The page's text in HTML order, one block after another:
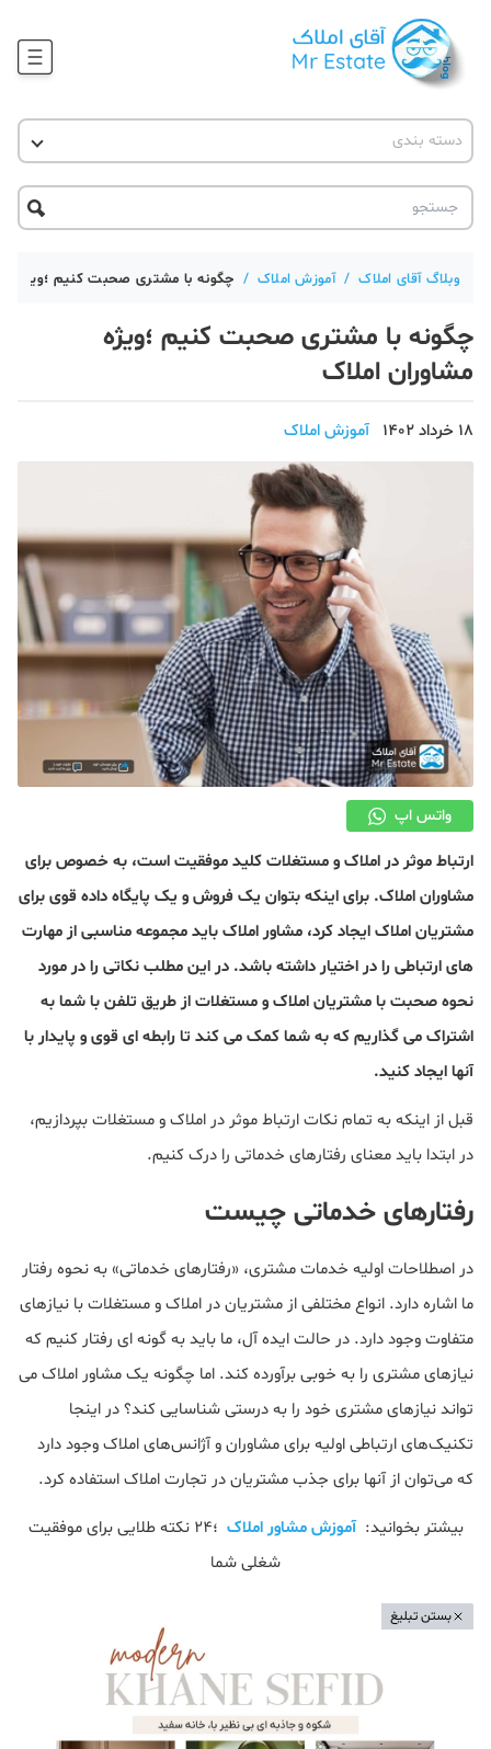
آموزش املاک
حقوقی
آکادمی
دسته بندی
آقای مشاور املاک
آکادمی آقای املاک
آموزش املاک
آموزش پلتفرم آقای املاک
اخبار مسکن
تحلیل مسکن
صنعت ساختمان
معماری
ملکی
همایش و نمایشگاه
وبلاگ آقای املاک / آموزش املاک / چگونه با مشتری صحبت کنیم ؛ویژه
چگونه با مشتری صحبت کنیم ؛ویژه
مشاوران املاک
18 خرداد 1402 آموزش املاک
واتس اپ
ارتباط موثر در املاک و مستغلات کلید موفقیت است، به خصوص برای
مشاوران املاک. برای اینکه بتوان یک فروش و یک پایگاه داده قوی برای
مشتریان املاک ایجاد کرد، مشاور املاک باید مجموعه مناسبی از مهارت
های ارتباطی را در اختیار داشته باشد. در این مطلب نکاتی را در مورد
نحوه صحبت با مشتریان املاک و مستغلات از طریق تلفن با شما به
اشتراک می گذاریم که به شما کمک می کند تا رابطه ای قوی و پایدار با
آنها ایجاد کنید.
قبل از اینکه به تمام نکات ارتباط موثر در املاک و مستغلات بپردازیم،
در ابتدا باید معنای رفتارهای خدماتی را درک کنیم.
رفتارهای خدماتی چیست
در اصطلاحات اولیه خدمات مشتری، «رفتارهای خدماتی» به نحوه رفتار
ما اشاره دارد. انواع مختلفی از مشتریان در املاک و مستغلات با نیازهای
متفاوت وجود دارد. در حالت ایده آل، ما باید به گونه ای رفتار کنیم که
نیازهای مشتری را به خوبی برآورده کند. اما چگونه یک مشاور املاک می
تواند نیازهای مشتری خود را به درستی شناسایی کند؟ در اینجا
تکنیک‌های ارتباطی اولیه برای مشاوران و آژانس‌های املاک وجود دارد
که می‌توان از آنها برای جذب مشتریان در تجارت املاک استفاده کرد.
بیشتر بخوانید: آموزش مشاور املاک
؛24 نکته طلایی برای موفقیت
شغلی شما
بستن تبلیغ